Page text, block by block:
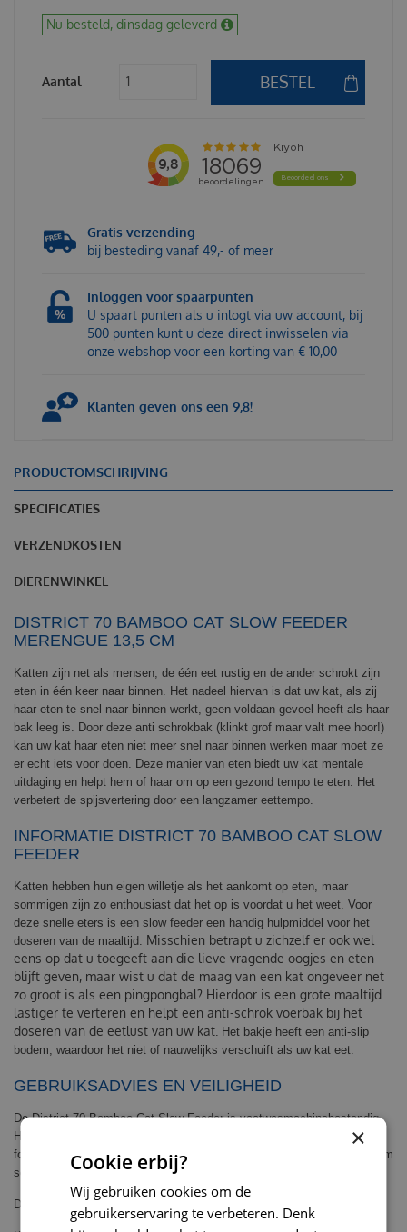
Nu besteld, dinsdag geleverd
Aantal
Gratis verzending
bij besteding vanaf 49,- of meer
Inloggen voor spaarpunten
U spaart punten als u inlogt via uw account, bij
500 punten kunt u deze direct inwisselen via
onze webshop voor een korting van € 10,00
Klanten geven ons een 9,8!
PRODUCTOMSCHRIJVING
SPECIFICATIES
VERZENDKOSTEN
DIERENWINKEL
DISTRICT 70 BAMBOO CAT SLOW FEEDER
MERENGUE 13,5 CM
Katten zijn net als mensen, de één eet rustig en de ander schrokt zijn
eten in één keer naar binnen. Het nadeel hiervan is dat uw kat, als zij
haar eten te snel naar binnen werkt, geen voldaan gevoel heeft als haar
bak leeg is. Door deze anti schrokbak (klinkt grof maar valt mee hoor!)
kan uw kat haar eten niet meer snel naar binnen werken maar moet ze
er echt iets voor doen. Deze manier van eten biedt uw kat mentale
uitdaging en helpt hem of haar om op een gezond tempo te eten. Het
verbetert de spijsvertering door een langzamer eettempo.
INFORMATIE DISTRICT 70 BAMBOO CAT SLOW
FEEDER
Katten hebben hun eigen willetje als het aankomt op eten, maar
sommigen zijn zo enthousiast dat het op is voordat u het weet. Voor
deze snelle eters is een slow feeder een handig hulpmiddel voor het
doseren van de maaltijd. Misschien betrapt u zichzelf er ook wel
eens op dat u toegeeft aan die lieve vragende oogjes en eten
blijft geven, maar wist u dat de maag van een kat ongeveer net
zo groot is als een pingpongbal? Hierdoor is een grote maaltijd
lastiger te verteren en helpt een anti-schrok voerbak bij het
doseren van de eetlust van uw kat. Het bakje heeft een anti-slip
bodem, waardoor het niet of nauwelijks verschuift als uw kat eet.
GEBRUIKSADVIES EN VEILIGHEID
De District 70 Bamboo Cat Slow Feeder is vaatwasmachinebestendig.
Het is gemaakt van voedselveilige materialen, vrij van BPA, PVC,
formaldehyde en phthalate. Vervang het bakje als het beschadigd is, om
schade voor uw kat of leefomgeving te voorkomen.
Diameter: 13,5 cm
×
Cookie erbij?
Wij gebruiken cookies om de
gebruikerservaring te verbeteren. Denk